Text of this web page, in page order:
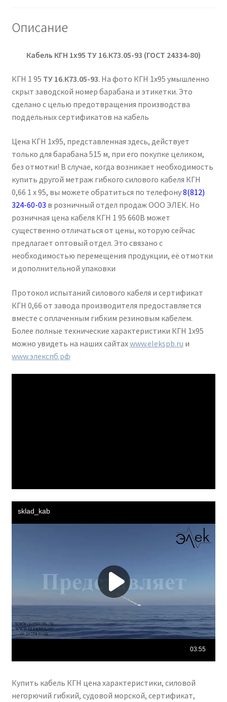
Описание
Кабель КГН 1х95 ТУ 16.К73.05-93 (ГОСТ 24334-80)
КГН 1 95 ТУ 16.К73.05-93. На фото КГН 1х95 умышленно
скрыт заводской номер барабана и этикетки. Это
сделано с целью предотвращения производства
поддельных сертификатов на кабель
Цена КГН 1х95, представленная здесь, действует
только для барабана 515 м, при его покупке целиком,
без отмотки! В случае, когда возникает необходимость
купить другой метраж гибкого силового кабеля КГН
0,66 1 х 95, вы можете обратиться по телефону8(812)
324-60-03 в розничный отдел продаж ООО ЭЛЕК. Но
розничная цена кабеля КГН 1 95 660В может
существенно отличаться от цены, которую сейчас
предлагает оптовый отдел. Это связано с
необходимостью перемещения продукции, её отмотки
и дополнительной упаковки
Протокол испытаний силового кабеля и сертификат
КГН 0,66 от завода производителя предоставляется
вместе с оплаченным гибким резиновым кабелем.
Более полные технические характеристики КГН 1х95
можно увидеть на наших сайтахwww.elekspb.ru и
www.элекспб.рф
Купить кабель КГН цена характеристики, силовой
негорючий гибкий, судовой морской, сертификат,